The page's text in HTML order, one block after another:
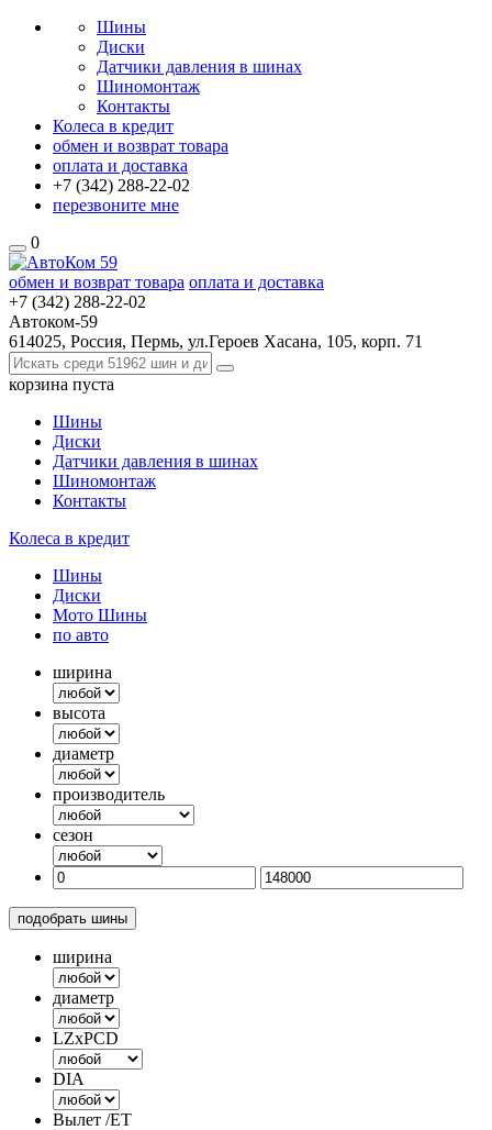
Шины
Диски
Датчики давления в шинах
Шиномонтаж
Контакты
Колеса в кредит
обмен и возврат товара
оплата и доставка
+7 (342) 288-22-02
перезвоните мне
0
обмен и возврат товара оплата и доставка
+7 (342) 288-22-02
Автоком-59
614025, Россия, Пермь, ул.Героев Хасана, 105, корп. 71
корзина пуста
Шины
Диски
Датчики давления в шинах
Шиномонтаж
Контакты
Колеса в кредит
Шины
Диски
Мото Шины
по авто
ширина
высота
диаметр
производитель
сезон
подобрать шины
ширина
диаметр
LZxPCD
DIA
Вылет /ET